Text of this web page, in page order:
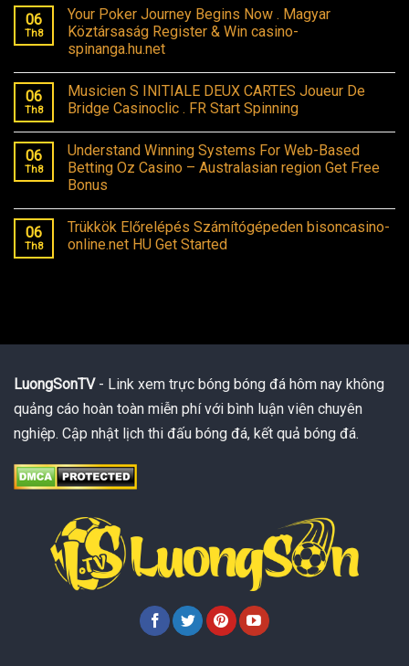
06
Th8
Your Poker Journey Begins Now . Magyar
Köztársaság Register & Win casino-
spinanga.hu.net
06
Th8
Musicien S INITIALE DEUX CARTES Joueur De
Bridge Casinoclic . FR Start Spinning
06
Th8
Understand Winning Systems For Web-Based
Betting Oz Casino – Australasian region Get Free
Bonus
06
Th8
Trükkök Előrelépés Számítógépeden bisoncasino-
online.net HU Get Started
LuongSonTV- Link xem trực bóng bóng đá hôm nay không
quảng cáo hoàn toàn miễn phí với bình luận viên chuyên
nghiệp. Cập nhật lịch thi đấu bóng đá, kết quả bóng đá.